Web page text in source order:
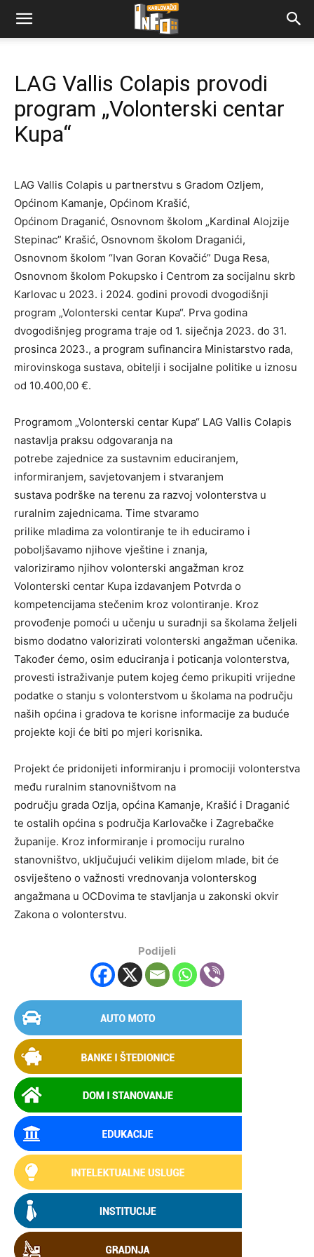
LAG Vallis Colapis provodi
program „Volonterski centar
Kupa“
LAG Vallis Colapis u partnerstvu s Gradom Ozljem,
Općinom Kamanje, Općinom Krašić,
Općinom Draganić, Osnovnom školom „Kardinal Alojzije
Stepinac” Krašić, Osnovnom školom Draganići,
Osnovnom školom “Ivan Goran Kovačić” Duga Resa,
Osnovnom školom Pokupsko i Centrom za socijalnu skrb
Karlovac u 2023. i 2024. godini provodi dvogodišnji
program „Volonterski centar Kupa“. Prva godina
dvogodišnjeg programa traje od 1. siječnja 2023. do 31.
prosinca 2023., a program sufinancira Ministarstvo rada,
mirovinskoga sustava, obitelji i socijalne politike u iznosu
od 10.400,00 €.
Programom „Volonterski centar Kupa“ LAG Vallis Colapis
nastavlja praksu odgovaranja na
potrebe zajednice za sustavnim educiranjem,
informiranjem, savjetovanjem i stvaranjem
sustava podrške na terenu za razvoj volonterstva u
ruralnim zajednicama. Time stvaramo
prilike mladima za volontiranje te ih educiramo i
poboljšavamo njihove vještine i znanja,
valoriziramo njihov volonterski angažman kroz
Volonterski centar Kupa izdavanjem Potvrda o
kompetencijama stečenim kroz volontiranje. Kroz
provođenje pomoći u učenju u suradnji sa školama željeli
bismo dodatno valorizirati volonterski angažman učenika.
Također ćemo, osim educiranja i poticanja volonterstva,
provesti istraživanje putem kojeg ćemo prikupiti vrijedne
podatke o stanju s volonterstvom u školama na području
naših općina i gradova te korisne informacije za buduće
projekte koji će biti po mjeri korisnika.
Projekt će pridonijeti informiranju i promociji volonterstva
među ruralnim stanovništvom na
području grada Ozlja, općina Kamanje, Krašić i Draganić
te ostalih općina s područja Karlovačke i Zagrebačke
županije. Kroz informiranje i promociju ruralno
stanovništvo, uključujući velikim dijelom mlade, bit će
osviješteno o važnosti vrednovanja volonterskog
angažmana u OCDovima te stavljanja u zakonski okvir
Zakona o volonterstvu.
Podijeli